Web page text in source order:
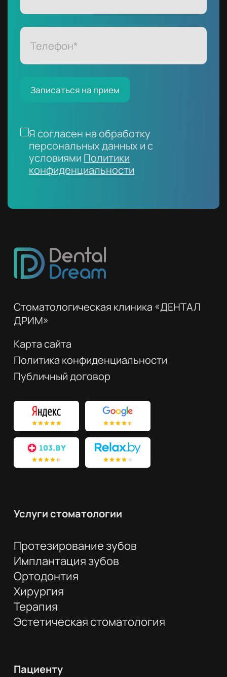
Записаться на прием
Я согласен на обработку
персональных данных и с
условиями Политики
конфиденциальности
Стоматологическая клиника «ДЕНТАЛ
ДРИМ»
Карта сайта
Политика конфиденциальности
Публичный договор
Услуги стоматологии
Протезирование зубов
Имплантация зубов
Ортодонтия
Хирургия
Терапия
Эстетическая стоматология
Пациенту